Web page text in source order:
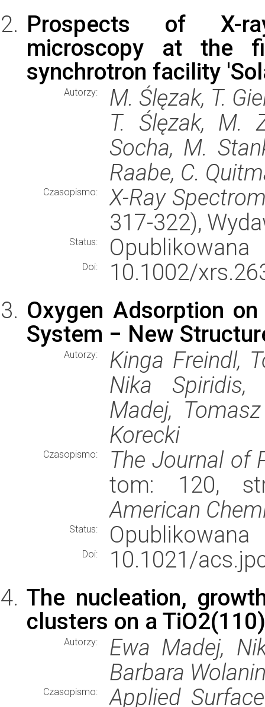
Prospects of X-
microscopy at the
synchrotron facility
Autorzy:
M. Ślęzak, T.
T. Ślęzak, M.
Socha, M.
Raabe, C.
Czasopismo:
X-Ray
317-322),
Status: Opublikowana
Doi:
10.1002/
Oxygen Adsorption
System − New
Autorzy:
Kinga Freindl,
Nika Spiridis,
Madej,
Korecki
Czasopismo:
The Journal of
tom: 120,
American
Status: Opublikowana
Doi:
10.1021/
The nucleation,
clusters on a
Autorzy:
Ewa Madej,
Barbara
Czasopismo: Applied